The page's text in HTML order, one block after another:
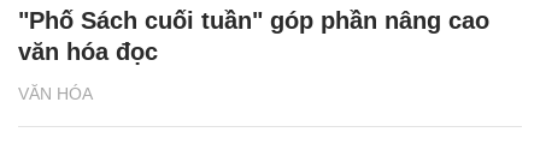
VĂN HÓA
"Phố Sách cuối tuần" góp phần nâng cao
văn hóa đọc